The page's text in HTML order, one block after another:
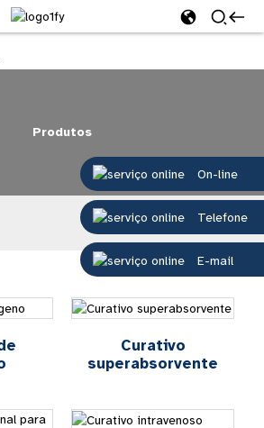
On-line
Telefone
E-mail
Produtos
Curativo
superabsorvente